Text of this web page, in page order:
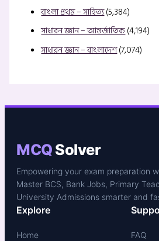
বাংলা প্রথম – সাহিত্য(5,384)
সাধারন জ্ঞান – আন্তর্জাতিক(4,194)
সাধারন জ্ঞান – বাংলাদেশ(7,074)
MCQSolver
Empowering your exam preparation
Master BCS, Bank Jobs, Primary
University Admissions smarter and
Explore
Home FAQ